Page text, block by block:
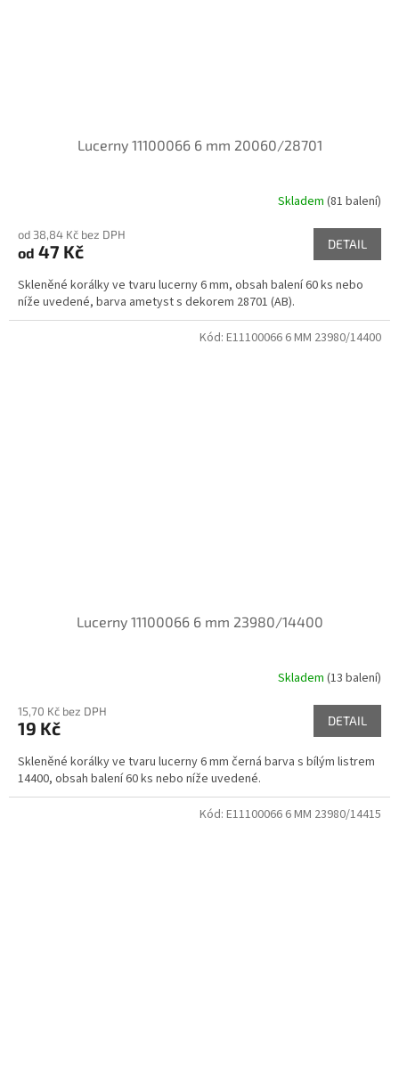
Lucerny 11100066 6 mm 20060/28701
Skladem (81 balení)
od 38,84 Kč bez DPH
od 47 Kč DETAIL
Skleněné korálky ve tvaru lucerny 6 mm, obsah balení 60 ks nebo
níže uvedené, barva ametyst s dekorem 28701 (AB).
Lucerny 11100066 6 mm 23980/14400
Skladem (13 balení)
15,70 Kč bez DPH
19 Kč DETAIL
Skleněné korálky ve tvaru lucerny 6 mm černá barva s bílým listrem
14400, obsah balení 60 ks nebo níže uvedené.
Kód: E11100066 6 MM 23980/14400
Kód: E11100066 6 MM 23980/14415